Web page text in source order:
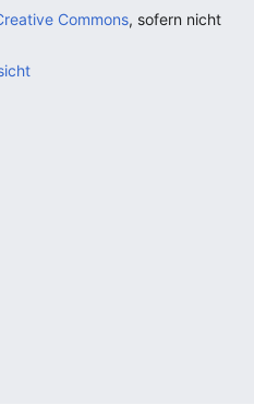
Commons, sofern nicht